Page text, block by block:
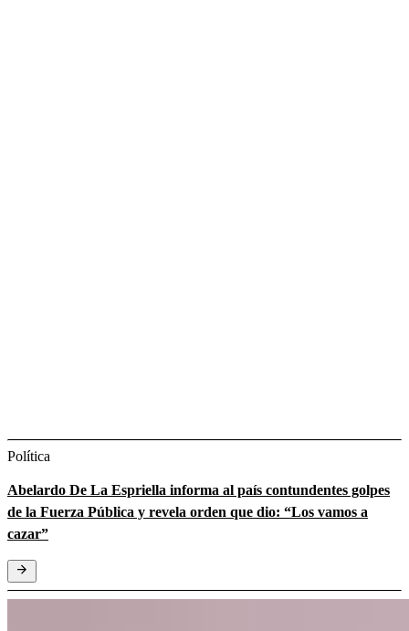
Política
Abelardo De La Espriella informa al país contundentes golpes
de la Fuerza Pública y revela orden que dio: “Los vamos a
cazar”